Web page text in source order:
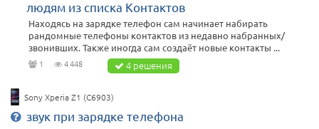
людям из списка Контактов
Находясь на зарядке телефон сам начинает набирать
рандомные телефоны контактов из недавно набранных/
звонивших. Также иногда сам создаёт новые контакты ...
1 4 448 4 решения
Sony Xperia Z1 (C6903)
звук при зарядке телефона